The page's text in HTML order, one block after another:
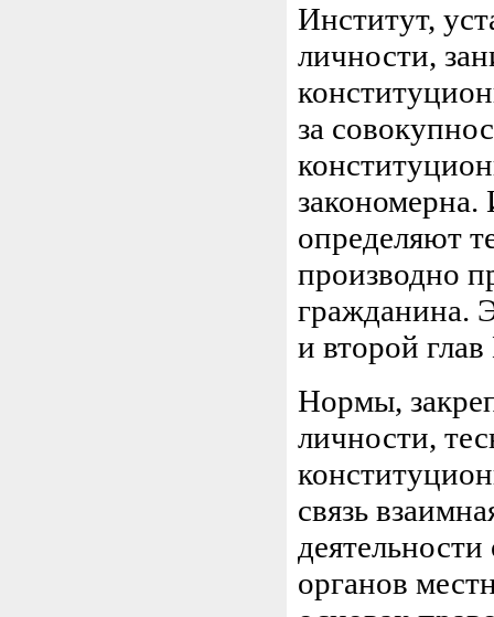
Институт,
личности,
за
определяют
производно
гражданина.
и второй
Нормы,
личности,
связь
органов